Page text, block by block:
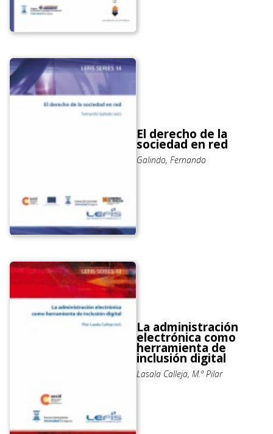
El derecho de la
sociedad en red
Galindo, Fernando
La administración
electrónica como
herramienta de
inclusión digital
Lasala Calleja, M.ª Pilar